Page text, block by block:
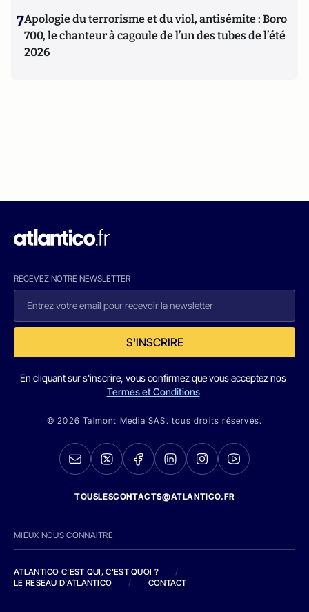
7Apologie du terrorisme et du viol, antisémite : Boro
700, le chanteur à cagoule de l’un des tubes de l’été
2026
RECEVEZ NOTRE NEWSLETTER
S'INSCRIRE
En cliquant sur s'inscrire, vous confirmez que vous acceptez nos
Termes et Conditions
© 2026 Talmont Media SAS. tous droits réservés.
TOUSLESCONTACTS@ATLANTICO.FR
MIEUX NOUS CONNAITRE
ATLANTICO C'EST QUI, C'EST QUOI ?
/
LE RESEAU D'ATLANTICO
/ CONTACT